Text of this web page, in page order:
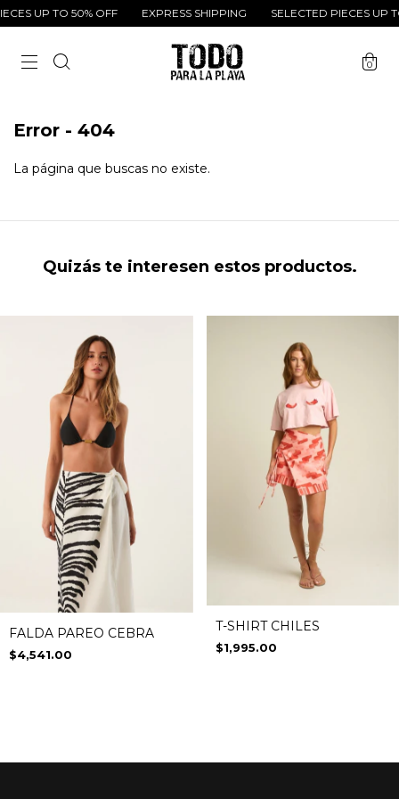
UP TO 50% OFF EXPRESS SHIPPING SELECTED PIECES UP
0
Error - 404
La página que buscas no existe.
Quizás te interesen estos productos.
FALDA PAREO CEBRA
$4,541.00
T-SHIRT CHILES
$1,995.00